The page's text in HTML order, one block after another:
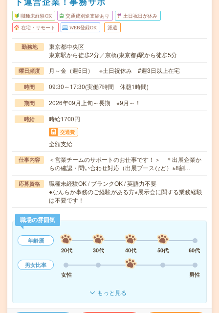
職種未経験OK 交通費別途支給あり 土日祝日が休み
在宅・リモート WEB登録OK 派遣
勤務地
東京都中央区
東京駅から徒歩2分／京橋(東京都)駅から徒歩5分
曜日頻度 月～金（週5日） ※土日祝休み #週3日以上在宅
時間 09:30～17:30(実働7時間 休憩1時間)
期間 2026年09月上旬～長期 ※9月～！
時給 時給1700円
交通費
全額支給
仕事内容
＜営業チームのサポートのお仕事です！＞ ＊出展企業か
らの確認・問い合わせ対応（出展ブースなど）※8割…
応募資格
職種未経験OK / ブランクOK / 英語力不要
●なんらか事務のご経験がある方※展示会に関する業務経験
は不要です！
職場の雰囲気
年齢層
20代
30代 40代 50代
60代
男女比率
女性
男性
もっと見る